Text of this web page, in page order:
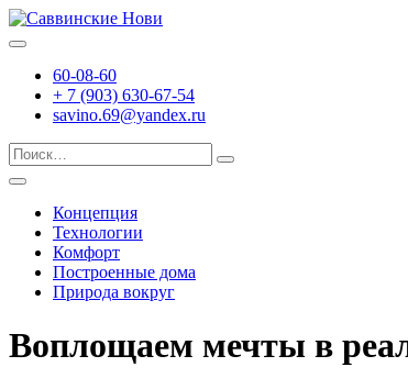
Перейти
к
Саввинские Нови
Загородный поселок
60-08-60
+ 7 (903) 630-67-54
savino.69@yandex.ru
Поиск…
Концепция
Технологии
Комфорт
Построенные дома
Природа вокруг
Воплощаем мечты в